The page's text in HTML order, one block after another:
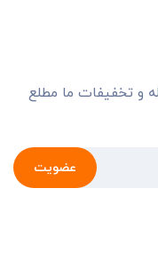
و تخفیفات ما مطلع
عضویت